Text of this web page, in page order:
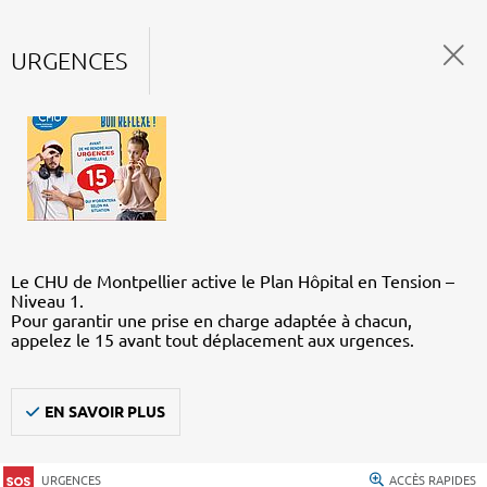
URGENCES
Le CHU de Montpellier active le Plan Hôpital en Tension –
Niveau 1.
Pour garantir une prise en charge adaptée à chacun,
appelez le 15 avant tout déplacement aux urgences.
EN SAVOIR PLUS
URGENCES ACCÈS RAPIDES